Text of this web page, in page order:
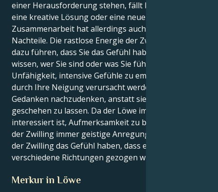
einer Herausforderung stehen, fällt Ihnen immer
eine kreative Lösung oder eine neue Idee ein. Die
Zusammenarbeit hat allerdings auch einige
Nachteile. Die rastlose Energie der Zwillinge kann
dazu führen, dass Sie das Gefühl haben, nicht zu
wissen, wer Sie sind oder was Sie fühlen. Ihre
Unfähigkeit, intensive Gefühle zu empfinden, könnte
durch Ihre Neigung verursacht werden, über Ihre
Gedanken nachzudenken, anstatt sie einfach
geschehen zu lassen. Da der Löwe immer daran
interessiert ist, Aufmerksamkeit zu bekommen, und
der Zwilling immer geistige Anregung braucht, kann
der Zwilling das Gefühl haben, dass er in zwei
verschiedene Richtungen gezogen wird.
Merkur in Löwe